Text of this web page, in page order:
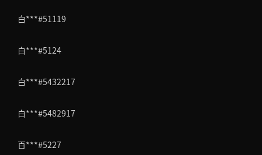
白***#51119
白***#5124
白***#5432217
白***#5482917
百***#5227